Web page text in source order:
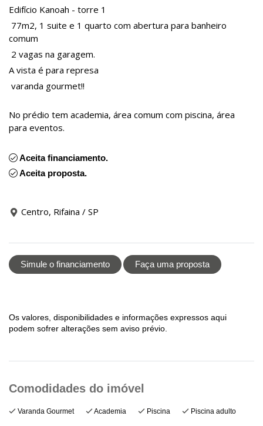
Edifício Kanoah - torre 1
77m2, 1 suite e 1 quarto com abertura para banheiro
comum
2 vagas na garagem.
A vista é para represa
varanda gourmet!!
No prédio tem academia, área comum com piscina, área
para eventos.
Aceita financiamento.
Aceita proposta.
Centro, Rifaina / SP
Simule o financiamento Faça uma proposta
Os valores, disponibilidades e informações expressos aqui
podem sofrer alterações sem aviso prévio.
Varanda Gourmet Academia Piscina Piscina adulto